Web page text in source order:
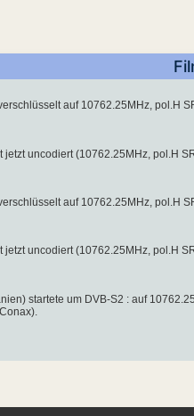
auf 10762.25MHz, pol.H
jetzt uncodiert (10762.25MHz, pol.H
auf 10762.25MHz, pol.H
jetzt uncodiert (10762.25MHz, pol.H
startete um DVB-S2 : auf